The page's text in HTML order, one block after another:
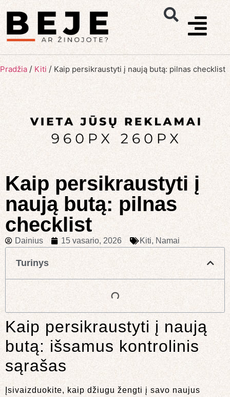
Pradžia / Kiti / Kaip persikraustyti į naują butą: pilnas checklist
Kaip persikraustyti į
naują butą: pilnas
checklist
Dainius 15 vasario, 2026 Kiti, Namai
Turinys
Kaip persikraustyti į naują
butą: išsamus kontrolinis
sąrašas
Įsivaizduokite, kaip džiugu žengti į savo naujus